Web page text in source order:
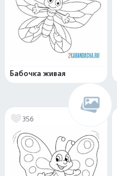
Бабочка живая
356